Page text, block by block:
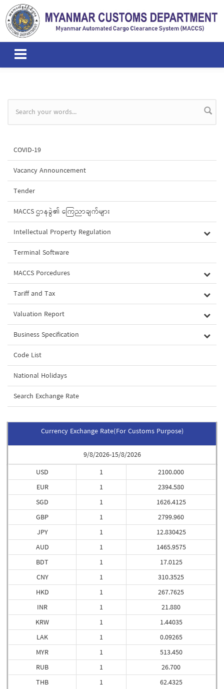
Skip to main content
Search form
COVID-19
Vacancy Announcement
Tender
MACCS ဌာနခွဲ၏ ကြေညာချက်များ
Intellectual Property Regulation
Terminal Software
MACCS Porcedures
Tariff and Tax
Valuation Report
Business Specification
Code List
National Holidays
Search Exchange Rate
Currency Exchange Rate(For Customs Purpose)
9/8/2026-15/8/2026
USD
EUR
SGD
GBP
JPY
AUD
BDT
CNY
HKD
INR
KRW
LAK
MYR
RUB
THB
1
1
1
1
1
1
1
1
1
1
1
1
1
1
1
2100.000
2394.580
1626.4125
2799.960
12.830425
1465.9575
17.0125
310.3525
267.7625
21.880
1.44035
0.09265
513.450
26.700
62.4325